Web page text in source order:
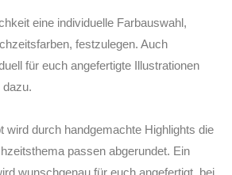
eine individuelle Farbauswahl,
festzulegen. Auch
für euch angefertigte Illustrationen
dazu.
wird durch handgemachte Highlights die
passen abgerundet. Ein
wunschgenau für euch angefertigt, bei